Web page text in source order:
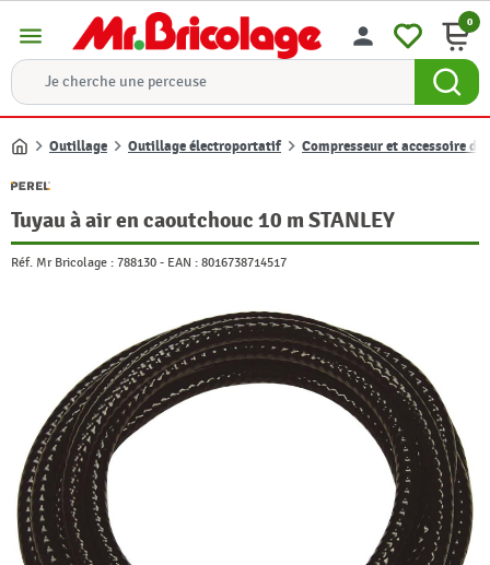
menu person 0
Accueil
Outillage Outillage électroportatif Compresseur et accessoire de
Tuyau à air en caoutchouc 10 m STANLEY
Réf. Mr Bricolage : 788130 - EAN : 8016738714517